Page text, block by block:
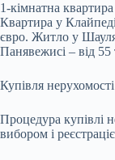
1-кімнатна
Квартира у
євро. Житло у
Панявежисі – від 55
Купівля
Процедура купівлі
вибором і